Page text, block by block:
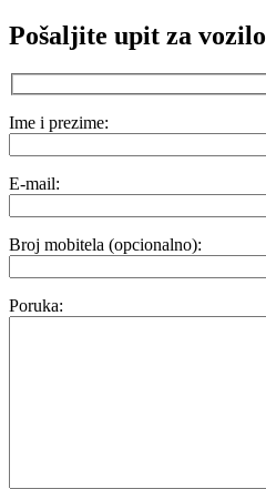
Pošaljite upit za vozilo
Ime i prezime:
E-mail:
Broj mobitela (opcionalno):
Poruka: